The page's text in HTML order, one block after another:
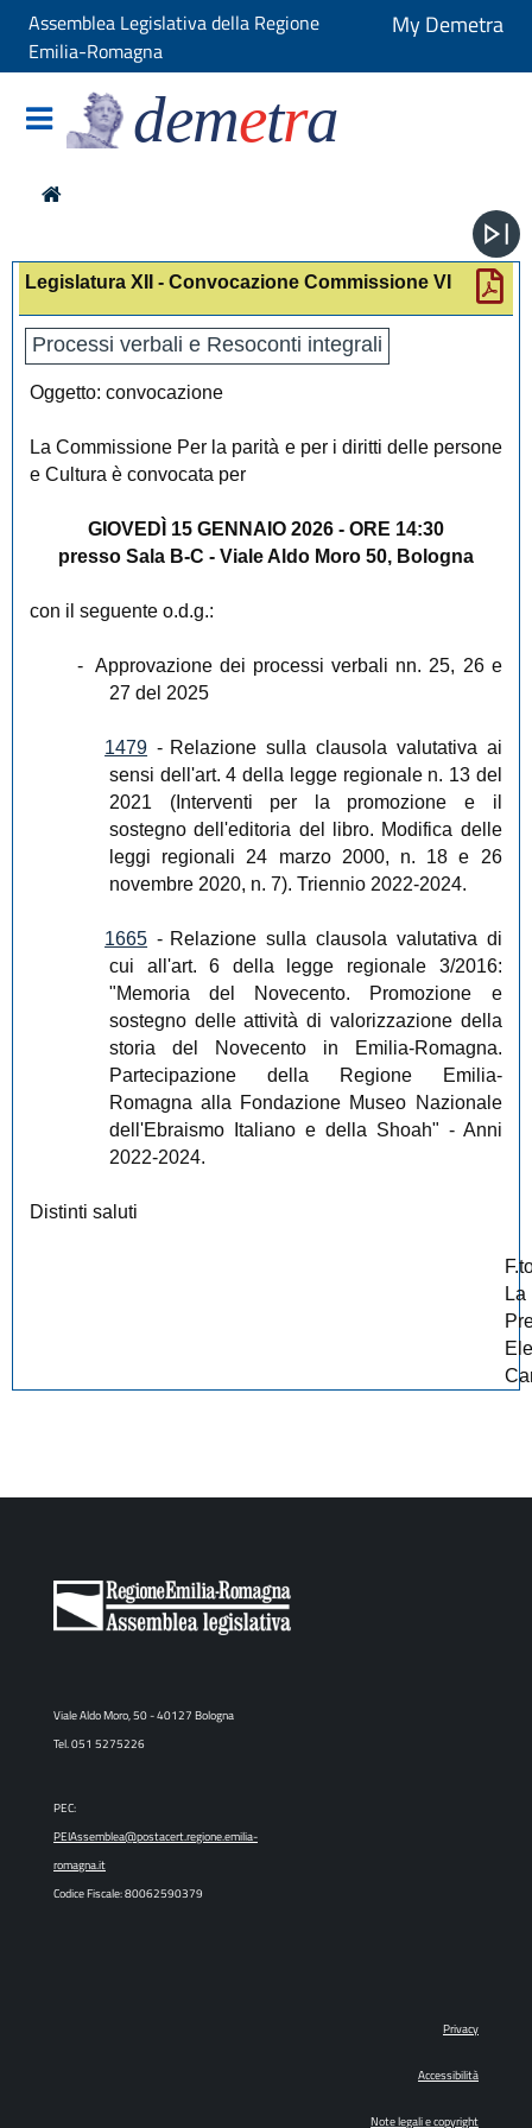
Assemblea Legislativa della Regione
Emilia-Romagna
My Demetra
demetra
Legislatura XII - Convocazione Commissione VI
Processi verbali e Resoconti integrali
Oggetto: convocazione
La Commissione Per la parità e per i diritti delle persone
e Cultura è convocata per
GIOVEDÌ 15 GENNAIO 2026 - ORE 14:30
presso Sala B-C - Viale Aldo Moro 50, Bologna
con il seguente o.d.g.:
- Approvazione dei processi verbali nn. 25, 26 e
27 del 2025
1479 - Relazione sulla clausola valutativa ai
sensi dell'art. 4 della legge regionale n. 13 del
2021 (Interventi per la promozione e il
sostegno dell'editoria del libro. Modifica delle
leggi regionali 24 marzo 2000, n. 18 e 26
novembre 2020, n. 7). Triennio 2022-2024.
1665 - Relazione sulla clausola valutativa di
cui all'art. 6 della legge regionale 3/2016:
"Memoria del Novecento. Promozione e
sostegno delle attività di valorizzazione della
storia del Novecento in Emilia-Romagna.
Partecipazione della Regione Emilia-
Romagna alla Fondazione Museo Nazionale
dell'Ebraismo Italiano e della Shoah" - Anni
2022-2024.
Distinti saluti
La
Viale Aldo Moro, 50 - 40127 Bologna
Tel. 051 5275226
PEC:
PEIAssemblea@postacert.regione.emilia-
romagna.it
Codice Fiscale: 80062590379
Privacy
Accessibilità
Note legali e copyright